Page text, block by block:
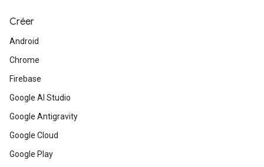
Créer
Android
Chrome
Firebase
Google AI Studio
Google Antigravity
Google Cloud
Google Play